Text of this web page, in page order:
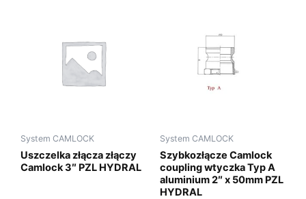
System CAMLOCK
Uszczelka złącza złączy
Camlock 3″ PZL HYDRAL
System CAMLOCK
Szybkozłącze Camlock
coupling wtyczka Typ A
aluminium 2″ x 50mm PZL
HYDRAL